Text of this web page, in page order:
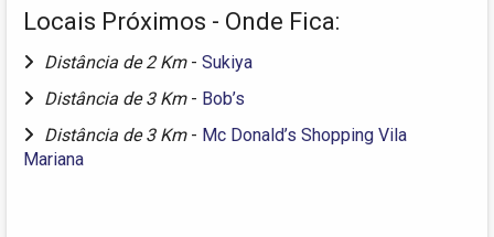
Locais Próximos - Onde Fica:
Distância de 2 Km - Sukiya
Distância de 3 Km - Bob’s
Distância de 3 Km - Mc Donald’s Shopping Vila
Mariana